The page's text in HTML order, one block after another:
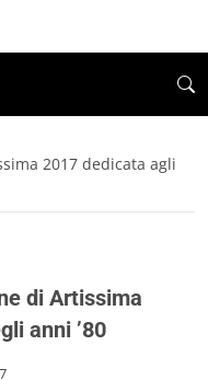
2017 dedicata agli
di Artissima
anni ’80